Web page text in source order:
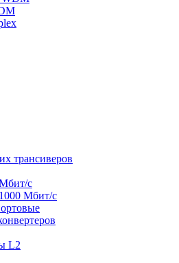
трансиверов
с
Мбит/c
L2